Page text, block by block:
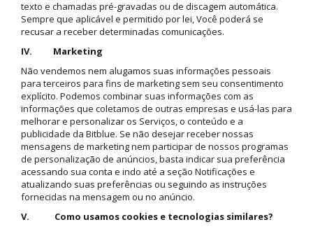
texto e chamadas pré-gravadas ou de discagem automática.
Sempre que aplicável e permitido por lei, Você poderá se
recusar a receber determinadas comunicações.
IV. Marketing
Não vendemos nem alugamos suas informações pessoais
para terceiros para fins de marketing sem seu consentimento
explícito. Podemos combinar suas informações com as
informações que coletamos de outras empresas e usá-las para
melhorar e personalizar os Serviços, o conteúdo e a
publicidade da Bitblue. Se não desejar receber nossas
mensagens de marketing nem participar de nossos programas
de personalização de anúncios, basta indicar sua preferência
acessando sua conta e indo até a seção Notificações e
atualizando suas preferências ou seguindo as instruções
fornecidas na mensagem ou no anúncio.
V. Como usamos cookies e tecnologias similares?